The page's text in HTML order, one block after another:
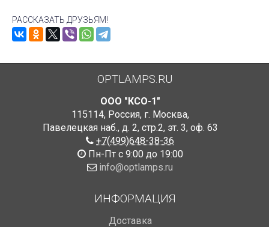
РАССКАЗАТЬ ДРУЗЬЯМ!
OPTLAMPS.RU
ООО "КСО-1"
115114, Россия, г. Москва,
Павелецкая наб., д. 2, стр.2, эт. 3, оф. 63
+7(499)648-38-36
Пн-Пт с 9:00 до 19:00
info@optlamps.ru
ИНФОРМАЦИЯ
Доставка